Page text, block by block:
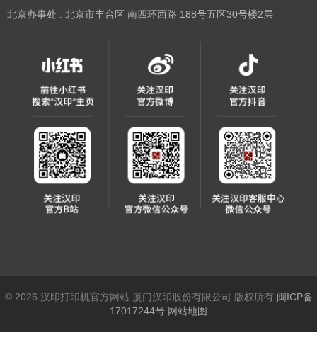
北京办事处 : 北京市丰台区 南四环西路 188号五区30号楼2层
© 2026 汉印打印机官方网站 厦门汉印股份有限公司 版权所有 闽ICP备
17017244号 网站地图